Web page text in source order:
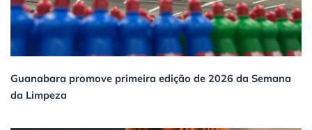
Guanabara promove primeira edição de 2026 da Semana
da Limpeza